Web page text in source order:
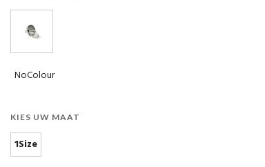
NoColour
KIES UW MAAT
1Size